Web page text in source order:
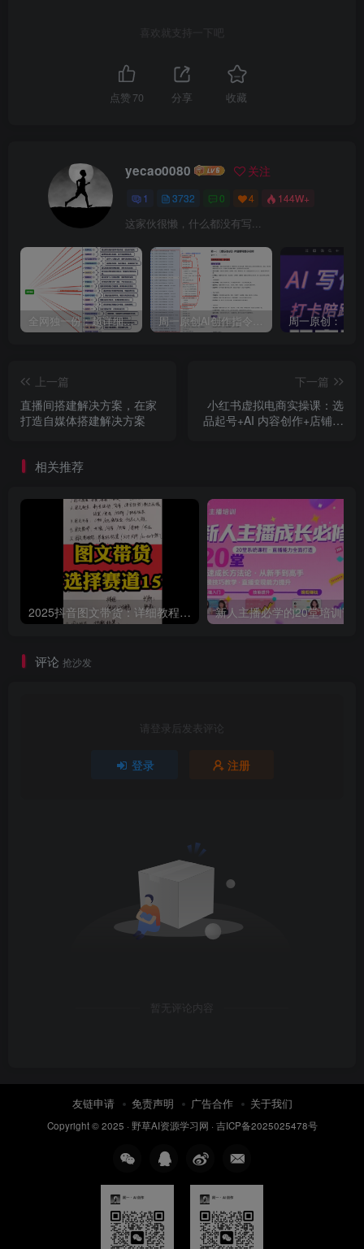
喜欢就支持一下吧
点赞 70 分享 收藏
yecao0080 关注
1 3732 0 4 144W+
这家伙很懒，什么都没有写...
全网独一份：超详细的40+个自媒体赛道领域解析手册，让你的内容创作不再局限！ 周一原创AI创作指令词：30+个领域赛道的创作提示词集合
上一篇
直播间搭建解决方案，在家
打造自媒体搭建解决方案
下一篇
小红书虚拟电商实操课：选
品起号+AI 内容创作+店铺运
相关推荐
2025抖音图文带货：详细教程，账号装修定位，素材获取技巧，挂车变现方法…
评论 抢沙发
请登录后发表评论
登录 注册
暂无评论内容
友链申请 免责声明 广告合作 关于我们
Copyright © 2025 · 野草AI资源学习网 · 吉ICP备2025025478号